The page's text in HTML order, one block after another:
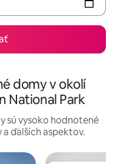
domy v okolí
National Park
sú vysoko hodnotené
ďalších aspektov.